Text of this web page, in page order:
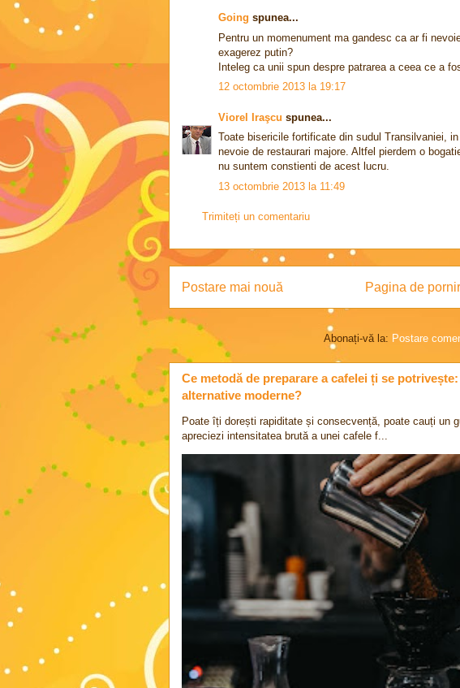
Going spunea...
Pentru un momenument ma gandesc ca ar fi
exagerez putin?
Inteleg ca unii spun despre patrarea a ceea ce a
12 octombrie 2013 la 19:17
Viorel Iraşcu spunea...
Toate bisericile fortificate din sudul Transilvaniei,
nevoie de restaurari majore. Altfel pierdem o
nu suntem constienti de acest lucru.
13 octombrie 2013 la 11:49
Trimiteți un comentariu
Postare mai nouă Pagina de
Abonați-vă la: Postare
Ce metodă de preparare a cafelei ți se
alternative moderne?
Poate îți dorești rapiditate și consecvență, poate cauți un
apreciezi intensitatea brută a unei cafele f...